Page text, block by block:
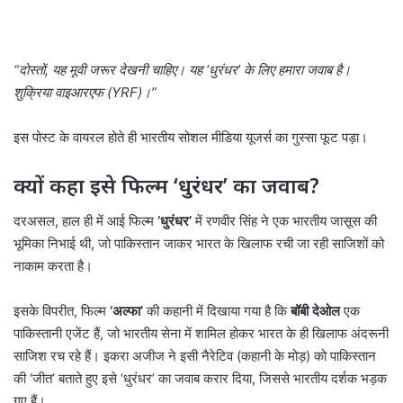
“दोस्तों, यह मूवी जरूर देखनी चाहिए। यह ‘धुरंधर’ के लिए हमारा जवाब है।
शुक्रिया वाइआरएफ (YRF)।”
इस पोस्ट के वायरल होते ही भारतीय सोशल मीडिया यूजर्स का गुस्सा फूट पड़ा।
क्यों कहा इसे फिल्म ‘धुरंधर’ का जवाब?
दरअसल, हाल ही में आई फिल्म ‘धुरंधर’में रणवीर सिंह ने एक भारतीय जासूस की
भूमिका निभाई थी, जो पाकिस्तान जाकर भारत के खिलाफ रची जा रही साजिशों को
नाकाम करता है।
इसके विपरीत, फिल्म ‘अल्फा’की कहानी में दिखाया गया है किबॉबी देओलएक
पाकिस्तानी एजेंट हैं, जो भारतीय सेना में शामिल होकर भारत के ही खिलाफ अंदरूनी
साजिश रच रहे हैं। इकरा अजीज ने इसी नैरेटिव (कहानी के मोड़) को पाकिस्तान
की ‘जीत’ बताते हुए इसे ‘धुरंधर’ का जवाब करार दिया, जिससे भारतीय दर्शक भड़क